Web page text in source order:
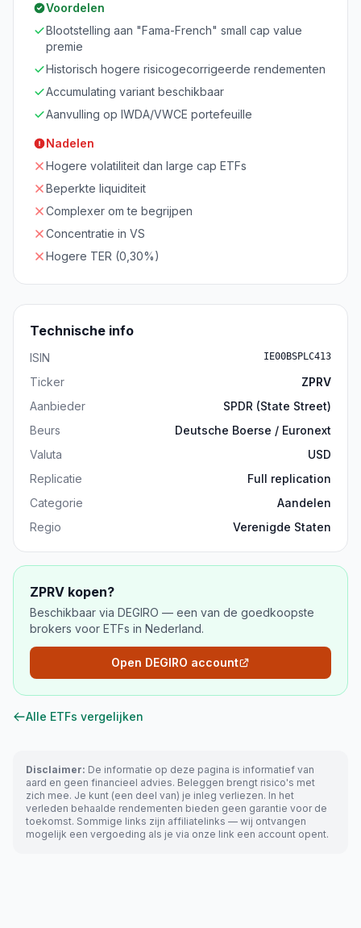
Voordelen
Blootstelling aan "Fama-French" small cap value
premie
Historisch hogere risicogecorrigeerde rendementen
Accumulating variant beschikbaar
Aanvulling op IWDA/VWCE portefeuille
Nadelen
Hogere volatiliteit dan large cap ETFs
Beperkte liquiditeit
Complexer om te begrijpen
Concentratie in VS
Hogere TER (0,30%)
Technische info
ISIN IE00BSPLC413
Ticker
ZPRV
Aanbieder
SPDR (State Street)
Beurs
Deutsche Boerse / Euronext
Valuta
USD
Replicatie
Full replication
Categorie
Aandelen
Regio
Verenigde Staten
ZPRV kopen?
Beschikbaar via DEGIRO — een van de goedkoopste
brokers voor ETFs in Nederland.
Open DEGIRO account
Alle ETFs vergelijken
Disclaimer: De informatie op deze pagina is informatief van
aard en geen financieel advies. Beleggen brengt risico's met
zich mee. Je kunt (een deel van) je inleg verliezen. In het
verleden behaalde rendementen bieden geen garantie voor de
toekomst. Sommige links zijn affiliatelinks — wij ontvangen
mogelijk een vergoeding als je via onze link een account opent.